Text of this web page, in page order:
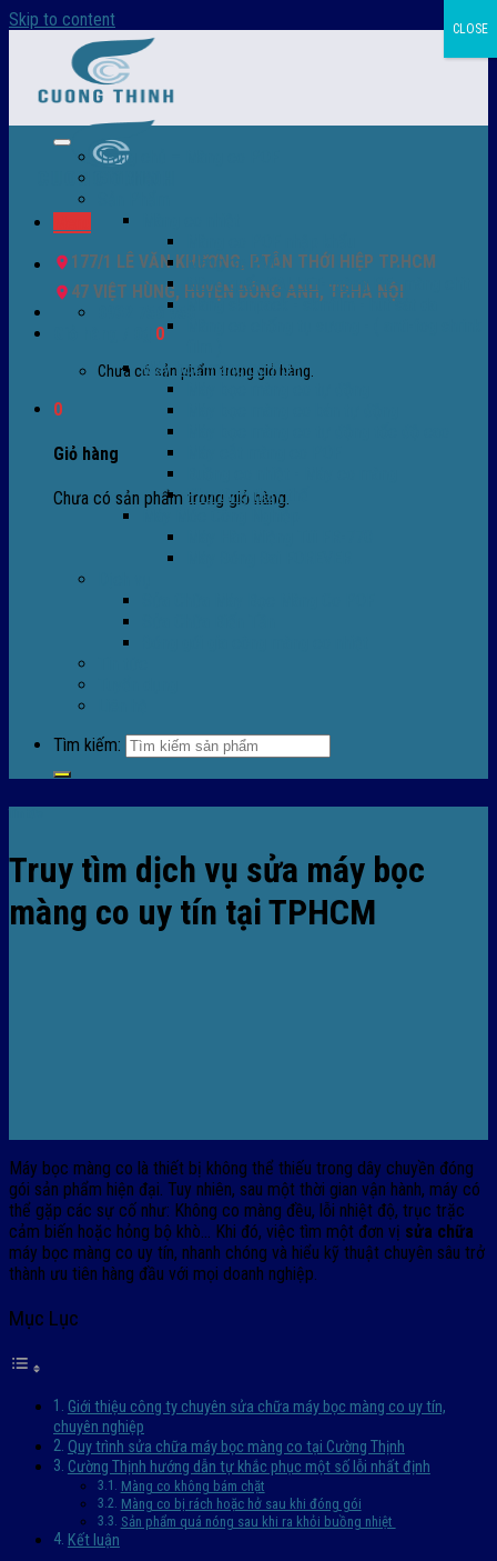
Skip to content
177/1 LÊ VĂN KHƯƠNG, P.TÂN THỚI HIỆP TP.HCM
47 VIỆT HÙNG, HUYỆN ĐÔNG ANH, TP.HÀ NỘI
0932 756 950
0
Chưa có sản phẩm trong giỏ hàng.
0
Giỏ hàng
Chưa có sản phẩm trong giỏ hàng.
Trang chủ – Màng co POF
Màng co PVC
Màng quấn PALLET- màng PE- màng chit
Màng skinpack - skinfilm - hút sát da
Máy bọc màng co POF
Phụ tùng thay thế
Tìm kiếm:
Truy tìm dịch vụ sửa máy bọc
màng co uy tín tại TPHCM
Máy bọc màng co là thiết bị không thể thiếu trong dây chuyền đóng
gói sản phẩm hiện đại. Tuy nhiên, sau một thời gian vận hành, máy có
thể gặp các sự cố như: Không co màng đều, lỗi nhiệt độ, trục trặc
cảm biến hoặc hỏng bộ khò… Khi đó, việc tìm một đơn vị sửa chữa
máy bọc màng co uy tín, nhanh chóng và hiểu kỹ thuật chuyên sâu trở
thành ưu tiên hàng đầu với mọi doanh nghiệp.
Mục Lục
Giới thiệu công ty chuyên sửa chữa máy bọc màng co uy tín,
chuyên nghiệp
Quy trình sửa chữa máy bọc màng co tại Cường Thịnh
Cường Thịnh hướng dẫn tự khắc phục một số lỗi nhất định
Màng co không bám chặt
Màng co bị rách hoặc hở sau khi đóng gói
Sản phẩm quá nóng sau khi ra khỏi buồng nhiệt
Kết luận
CLOSE